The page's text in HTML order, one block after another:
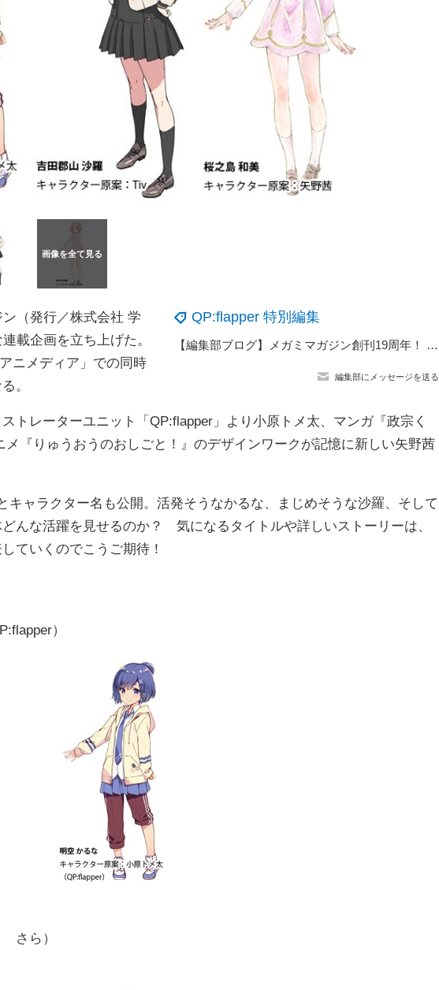
QP:flapper 特別編集
【編集部ブログ】メガミマガジン創刊19周年！ 今月の巻頭特集は『ゆらぎ荘の幽奈さん』
編集部にメッセージを送る
（発行／株式会社 学
載企画を立ち上げた。
ニメディア」での同時
。
トレーターユニット「QP:flapper」より小原トメ太、マンガ『政宗く
メ『りゅうおうのおしごと！』のデザインワークが記憶に新しい矢野茜
ャラクター名も公開。活発そうなかるな、まじめそうな沙羅、そして
んな活躍を見せるのか？ 気になるタイトルや詳しいストーリーは、
ていくのでこうご期待！
）
さら）